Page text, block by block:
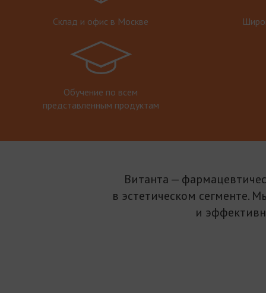
Склад и офис в Москве
Обучение по всем
представленным продуктам
Витанта —
в эстетическом сегменте.
и